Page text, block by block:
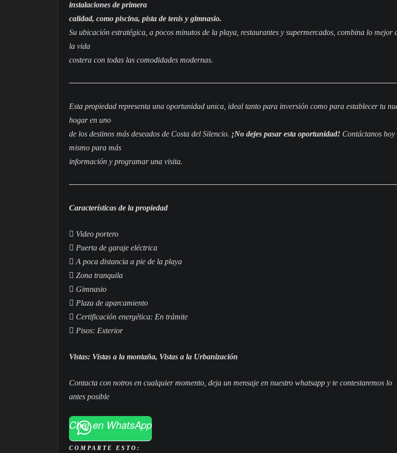
instalaciones de primera
calidad, como piscina, pista de tenis y gimnasio.
Su ubicación estratégica, a pocos minutos de la playa, restaurantes y supermercados, combina lo mejor
la vida
costera con todas las comodidades modernas.
Esta propiedad representa una oportunidad unica, ideal tanto para inversión como para establecer tu
hogar en uno
de los destinos más deseados de Costa del Silencio. ¡No dejes pasar esta oportunidad! Contáctanos hoy
mismo para más
información y programar una visita.
Características de la propiedad
 Video portero
 Puerta de garaje eléctrica
 A poca distancia a pie de la playa
 Zona tranquila
 Gimnasio
 Plaza de aparcamiento
 Certificación energética: En trámite
 Pisos: Exterior
Vistas: Vistas a la montaña, Vistas a la Urbanización
Contacta con notros en cualquier momento, deja un mensaje en nuestro whatsapp y te contestaremos lo
antes posible
Chat en WhatsApp
COMPARTE ESTO: